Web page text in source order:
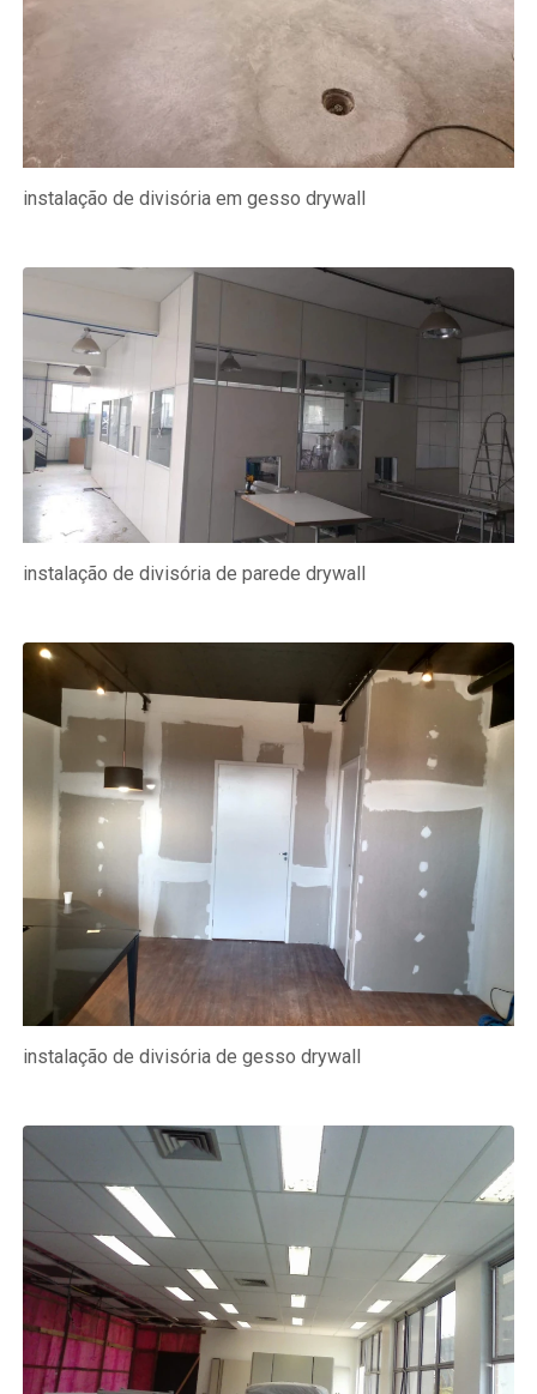
instalação de divisória em gesso drywall
instalação de divisória de parede drywall
instalação de divisória de gesso drywall